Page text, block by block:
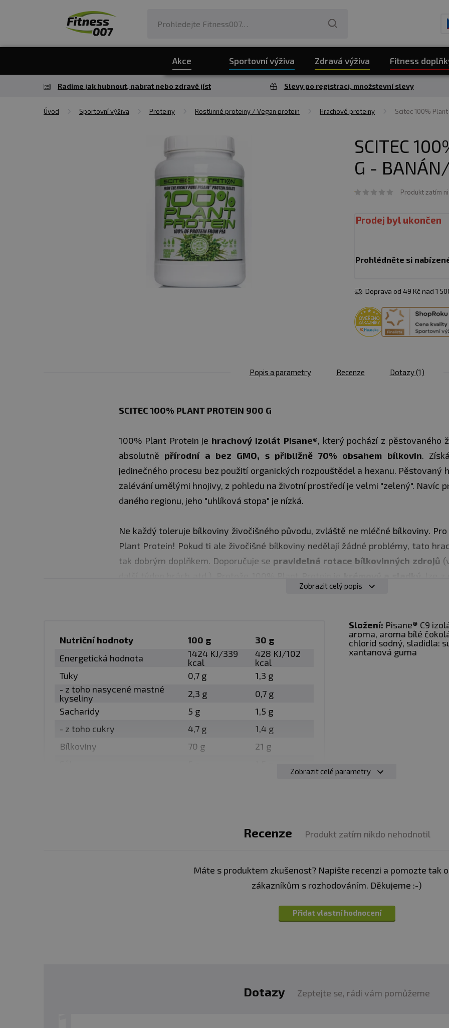
Akce Sportovní výživa Zdravá výživa Fitness
Radíme jak hubnout, nabrat nebo zdravě jíst Slevy po registraci, množstevní slevy
Úvod Sportovní výživa Proteiny Rostlinné proteiny / Vegan protein Hrachové proteiny Scitec 100%
SCITEC
G -
Produkt zatím
Prodej byl ukončen
Prohlédněte si
Doprava od 49 Kč nad 1
Popis a parametry Recenze Dotazy(1)
SCITEC 100% PLANT PROTEIN 900 G
100% Plant Protein je hrachový izolát Pisane®, který pochází z pěstovaného
absolutně přírodní a bez GMO, s přibližně 70% obsahem bílkovin.
jedinečného procesu bez použití organických rozpouštědel a hexanu. Pěstovaný
zalévání umělými hnojivy, z pohledu na životní prostředí je velmi "zelený". Navíc
daného regionu, jeho "uhlíková stopa" je nízká.
Ne každý toleruje bílkoviny živočišného původu, zvláště ne mléčné bílkoviny.
Plant Protein! Pokud ti ale živočišné bílkoviny nedělají žádné problémy, tato
tak dobrým doplňkem. Doporučuje se pravidelná rotace bílkovinných zdrojů
vysoké kvality v každé dávce je vynikající formulí,
stejně jako k udržování normálního stavu kostí.
Hrachová bílkovina patří, co se týče nutričních hodnot, mezi nejlepší
Vynikající obsah glutaminu, lysinu a BCAA je podobná syrovátkové bílkovině, z
mnohem lepší než syrovátková bílkovina. Navíc tato bílkovina účinně potlačuje
že se pomalu tráví a přímo působí na faktory plnosti.
Doporučené dávkování: Smíchejte jednu porci 30 g s 300 ml vody, užívejte po
Upozornění: Doplněk stravy, se sladidly, vhodné zejména pro sportovce.
Není určeno pro děti, těhotné a kojící ženy. Ukládejte mimo dosah dětí! Skladujte v
mimo dosah přímého slunečního záření. Chraňte před mrazem. Výrobce neručí
nevhodným použitím nebo skladováním.
Zobrazit celý popis
Nutriční hodnoty 100 g
30 g
Energetická hodnota
1424 KJ/339
kcal
428 KJ/102
kcal
Tuky
0,7 g
1,3 g
- z toho nasycené mastné
kyseliny
2,3 g
0,7 g
Sacharidy
5 g
1,5 g
- z toho cukry
4,7 g
1,4 g
Bílkoviny
70 g
21 g
Složení: Pisane® C9
aroma, aroma bílé
chlorid sodný, sladidla:
xantanová guma
Zobrazit celé parametry
Recenze Produkt zatím nikdo nehodnotil
Máte s produktem zkušenost? Napište recenzi a pomozte tak
zákazníkům s rozhodováním. Děkujeme :-)
Přidat vlastní hodnocení
Dotazy Zeptejte se, rádi vám pomůžeme